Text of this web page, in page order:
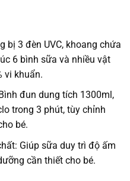
bị 3 đèn UVC, khoang chứa
6 bình sữa và nhiều vật
vi khuẩn.
đun dung tích 1300ml,
trong 3 phút, tùy chỉnh
bé.
Giúp sữa duy trì độ ấm
cần thiết cho bé.